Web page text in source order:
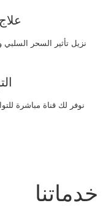
نزيل تأثير السحر السلبي
نوفر لك قناة مباشرة
خدماتنا